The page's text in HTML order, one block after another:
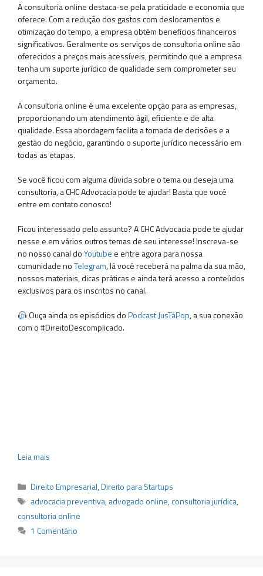
A consultoria online destaca-se pela praticidade e economia que
oferece. Com a redução dos gastos com deslocamentos e
otimização do tempo, a empresa obtém benefícios financeiros
significativos. Geralmente os serviços de consultoria online são
oferecidos a preços mais acessíveis, permitindo que a empresa
tenha um suporte jurídico de qualidade sem comprometer seu
orçamento.
A consultoria online é uma excelente opção para as empresas,
proporcionando um atendimento ágil, eficiente e de alta
qualidade. Essa abordagem facilita a tomada de decisões e a
gestão do negócio, garantindo o suporte jurídico necessário em
todas as etapas.
Se você ficou com alguma dúvida sobre o tema ou deseja uma
consultoria, a CHC Advocacia pode te ajudar! Basta que você
entre em contato conosco!
Ficou interessado pelo assunto? A CHC Advocacia pode te ajudar
nesse e em vários outros temas de seu interesse! Inscreva-se
no nosso canal doYoutube e entre agora para nossa
comunidade noTelegram, lá você receberá na palma da sua mão,
nossos materiais, dicas práticas e ainda terá acesso a conteúdos
exclusivos para os inscritos no canal.
Ouça ainda os episódios doPodcast JusTáPop, a sua conexão
com o #DireitoDescomplicado.
Leia mais
Categorias
Direito Empresarial,Direito para Startups
Tags
advocacia preventiva, advogado online,consultoria jurídica,
consultoria online
1 Comentário